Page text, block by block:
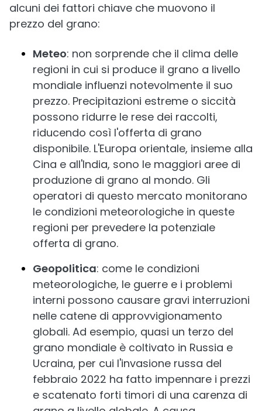
alcuni dei fattori chiave che muovono il
prezzo del grano:
Meteo: non sorprende che il clima delle
regioni in cui si produce il grano a livello
mondiale influenzi notevolmente il suo
prezzo. Precipitazioni estreme o siccità
possono ridurre le rese dei raccolti,
riducendo così l'offerta di grano
disponibile. L'Europa orientale, insieme alla
Cina e all'India, sono le maggiori aree di
produzione di grano al mondo. Gli
operatori di questo mercato monitorano
le condizioni meteorologiche in queste
regioni per prevedere la potenziale
offerta di grano.
Geopolitica: come le condizioni
meteorologiche, le guerre e i problemi
interni possono causare gravi interruzioni
nelle catene di approvvigionamento
globali. Ad esempio, quasi un terzo del
grano mondiale è coltivato in Russia e
Ucraina, per cui l'invasione russa del
febbraio 2022 ha fatto impennare i prezzi
e scatenato forti timori di una carenza di